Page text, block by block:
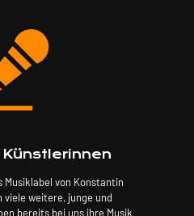
von Konstantin
viele weitere, junge und
bereits bei uns ihre Musik